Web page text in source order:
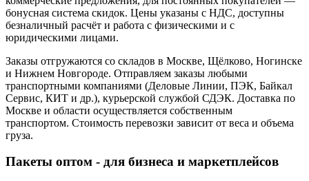
бонусная система скидок. Цены указаны с НДС, доступны
безналичный расчёт и работа с физическими и с
юридическими лицами.
Заказы отгружаются со складов в Москве, Щёлково, Ногинске
и Нижнем Новгороде. Отправляем заказы любыми
транспортными компаниями (Деловые Линии, ПЭК, Байкал
Сервис, КИТ и др.), курьерской службой СДЭК. Доставка по
Москве и области осуществляется собственным
транспортом. Стоимость перевозки зависит от веса и объема
груза.
Пакеты оптом - для бизнеса и маркетплейсов